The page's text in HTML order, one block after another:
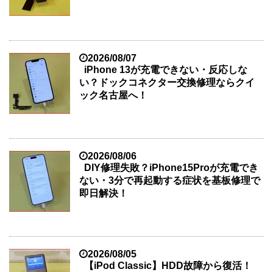
2026/08/07
iPhone 13が充電できない・反応しな
い？ドックコネクター交換修理ならクイ
ック名古屋へ！
2026/08/06
DIY修理失敗？iPhone15Proが充電でき
ない・3分で再起動する症状を基板修理で
即日解決！
2026/08/05
【iPod Classic】HDD故障から復活！